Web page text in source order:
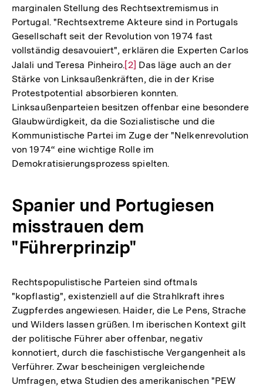
marginalen Stellung des Rechtsextremismus in
Portugal. "Rechtsextreme Akteure sind in Portugals
Gesellschaft seit der Revolution von 1974 fast
vollständig desavouiert", erklären die Experten Carlos
Jalali und Teresa Pinheiro.Zur
Auflösung
der
Fußnote
[2] Das läge auch an der
Stärke von Linksaußenkräften, die in der Krise
Protestpotential absorbieren konnten.
Linksaußenparteien besitzen offenbar eine besondere
Glaubwürdigkeit, da die Sozialistische und die
Kommunistische Partei im Zuge der "Nelkenrevolution
von 1974“ eine wichtige Rolle im
Demokratisierungsprozess spielten.
Spanier und Portugiesen
misstrauen dem
"Führerprinzip"
Rechtspopulistische Parteien sind oftmals
"kopflastig", existenziell auf die Strahlkraft ihres
Zugpferdes angewiesen. Haider, die Le Pens, Strache
und Wilders lassen grüßen. Im iberischen Kontext gilt
der politische Führer aber offenbar, negativ
konnotiert, durch die faschistische Vergangenheit als
Verführer. Zwar bescheinigen vergleichende
Umfragen, etwa Studien des amerikanischen "PEW